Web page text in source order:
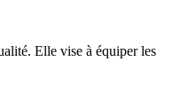
Elle vise à équiper les